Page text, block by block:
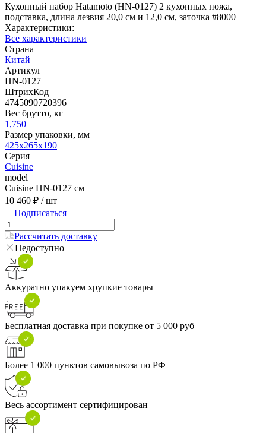
Кухонный набор Hatamoto (HN-0127) 2 кухонных ножа,
подставка, длина лезвия 20,0 см и 12,0 см, заточка #8000
Характеристики:
Все характеристики
Страна
Китай
Артикул
HN-0127
ШтрихКод
4745090720396
Вес брутто, кг
1,750
Размер упаковки, мм
425х265х190
Серия
Cuisine
model
Cuisine HN-0127 см
10 460 ₽ / шт
Подписаться
Рассчитать доставку
Недоступно
Аккуратно упакуем хрупкие товары
Бесплатная доставка при покупке от 5 000 руб
Более 1 000 пунктов самовывоза по РФ
Весь ассортимент сертифицирован